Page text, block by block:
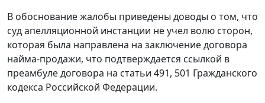
В обоснование жалобы приведены доводы о том, что
суд апелляционной инстанции не учел волю сторон,
которая была направлена на заключение договора
найма-продажи, что подтверждается ссылкой в
преамбуле договора на статьи 491, 501 Гражданского
кодекса Российской Федерации.